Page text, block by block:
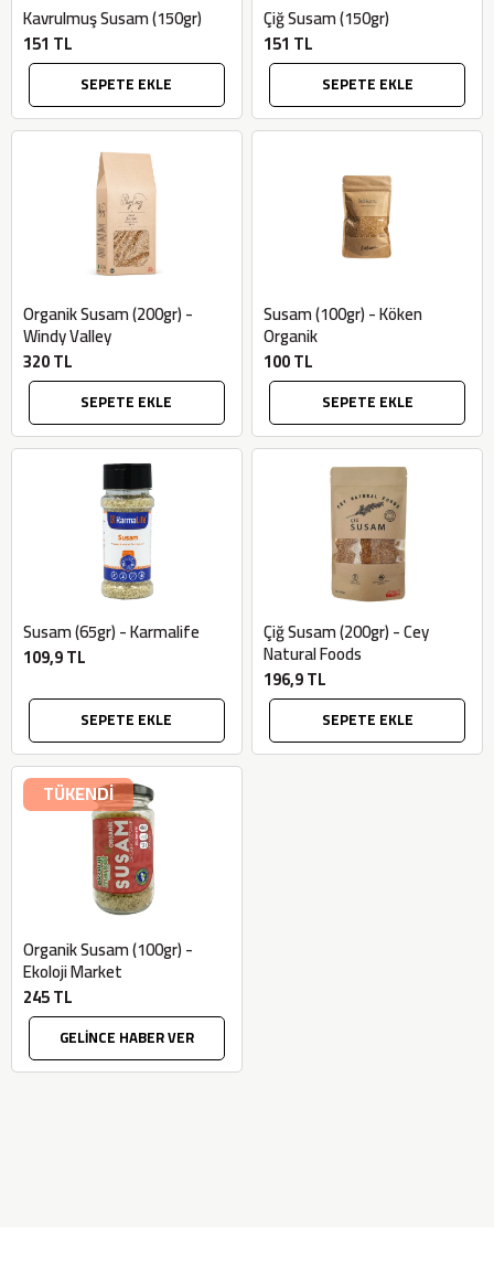
Kavrulmuş Susam (150gr)
151 TL
SEPETE EKLE
Çiğ Susam (150gr)
151 TL
SEPETE EKLE
Organik Susam (200gr) -
Windy Valley
320 TL
SEPETE EKLE
Susam (100gr) - Köken
Organik
100 TL
SEPETE EKLE
Susam (65gr) - Karmalife
109,9 TL
SEPETE EKLE
Çiğ Susam (200gr) - Cey
Natural Foods
196,9 TL
SEPETE EKLE
TÜKENDİ
Organik Susam (100gr) -
Ekoloji Market
245 TL
GELİNCE HABER VER